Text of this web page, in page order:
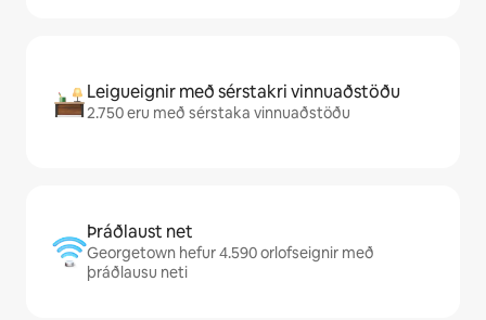
Leigueignir með sérstakri vinnuaðstöðu
2.750 eru með sérstaka vinnuaðstöðu
Þráðlaust net
Georgetown hefur 4.590 orlofseignir með
þráðlausu neti